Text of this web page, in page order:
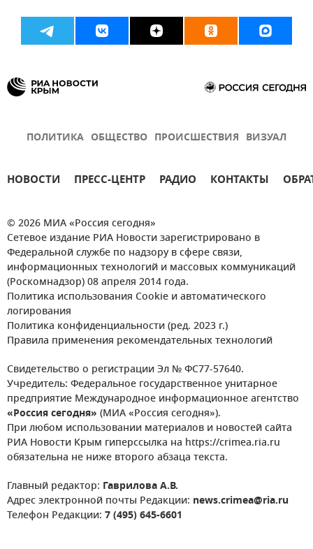
ПОЛИТИКА ОБЩЕСТВО ПРОИСШЕСТВИЯ ВИЗУАЛ
НОВОСТИ ПРЕСС-ЦЕНТР РАДИО КОНТАКТЫ
© 2026 МИА «Россия сегодня»
Сетевое издание РИА Новости зарегистрировано в
Федеральной службе по надзору в сфере связи,
информационных технологий и массовых коммуникаций
(Роскомнадзор) 08 апреля 2014 года.
Политика использования Cookie и автоматического
логирования
Политика конфиденциальности (ред. 2023 г.)
Правила применения рекомендательных технологий
Свидетельство о регистрации Эл № ФС77-57640.
Учредитель: Федеральное государственное унитарное
предприятие Международное информационное агентство
«Россия сегодня» (МИА «Россия сегодня»).
При любом использовании материалов и новостей сайта
РИА Новости Крым гиперссылка на https://crimea.ria.ru
обязательна не ниже второго абзаца текста.
Главный редактор: Гаврилова А.В.
Адрес электронной почты Редакции: news.crimea@ria.ru
Телефон Редакции: 7 (495) 645-6601